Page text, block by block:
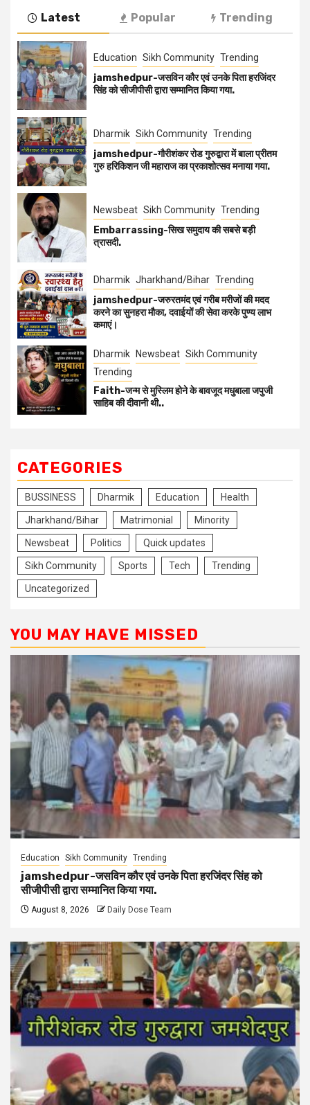
Latest Popular Trending
Education Sikh Community Trending
jamshedpur-जसविन कौर एवं उनके पिता हरजिंदर
सिंह को सीजीपीसी द्वारा सम्मानित किया गया.
Dharmik Sikh Community Trending
jamshedpur-गौरीशंकर रोड गुरुद्वारा में बाला प्रीतम
गुरु हरिकिशन जी महाराज का प्रकाशोत्सव मनाया गया.
Newsbeat Sikh Community Trending
Embarrassing-सिख समुदाय की सबसे बड़ी
त्रासदी.
Dharmik Jharkhand/Bihar Trending
jamshedpur-जरुरतमंद एवं गरीब मरीजों की मदद
करने का सुनहरा मौका, दवाईयों की सेवा करके पुण्य लाभ
कमाएं।
Dharmik Newsbeat Sikh Community
Trending
Faith-जन्म से मुस्लिम होने के बावजूद मधुबाला जपुजी
साहिब की दीवानी थी..
CATEGORIES
BUSSINESS Dharmik Education Health
Jharkhand/Bihar Matrimonial Minority
Newsbeat Politics Quick updates
Sikh Community Sports Tech Trending
Uncategorized
YOU MAY HAVE MISSED
Education Sikh Community Trending
jamshedpur-जसविन कौर एवं उनके पिता हरजिंदर सिंह को
सीजीपीसी द्वारा सम्मानित किया गया.
August 8, 2026 Daily Dose Team